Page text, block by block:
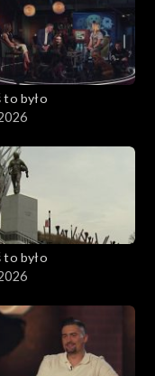
to było
to było